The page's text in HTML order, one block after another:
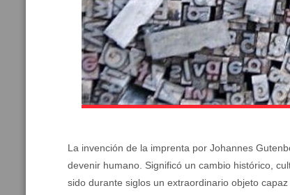
La invención de la imprenta por Johannes
devenir humano. Significó un cambio histórico,
sido durante siglos un extraordinario objeto